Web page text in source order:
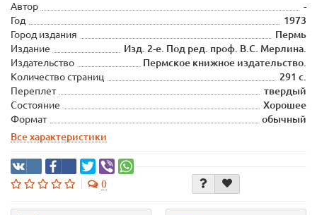
Автор
-
Год
1973
Город издания
Пермь
Издание
Изд. 2-е. Под ред. проф. В.С. Мерлина.
Издательство
Пермское книжное издательство.
Количество страниц
291 с.
Переплет
твердый
Состояние
Хорошее
Формат
обычный
Все характеристики
0